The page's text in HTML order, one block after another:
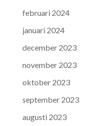
februari 2024
januari 2024
december 2023
november 2023
oktober 2023
september 2023
augusti 2023